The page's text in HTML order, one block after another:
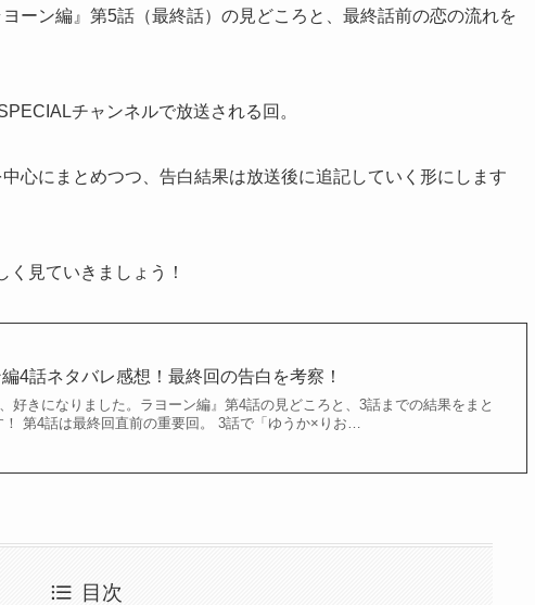
ーン編』第5話（最終話）の見どころと、最終話前の恋の流れを
チャンネルで放送される回。
心にまとめつつ、告白結果は放送後に追記していく形にします
見ていきましょう！
4話ネタバレ感想！最終回の告白を考察！
好きになりました。ラヨーン編』第4話の見どころと、3話までの結果をまと
！ 第4話は最終回直前の重要回。 3話で「ゆうか×りお…
目次